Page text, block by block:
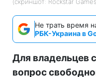
Не трать время
РБК-Украина в
Для владельцев
вопрос